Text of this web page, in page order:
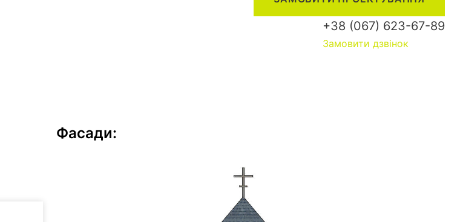
+38 (067) 623-67-89
Замовити дзвінок
Фасади: